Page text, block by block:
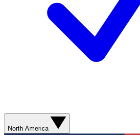
North America